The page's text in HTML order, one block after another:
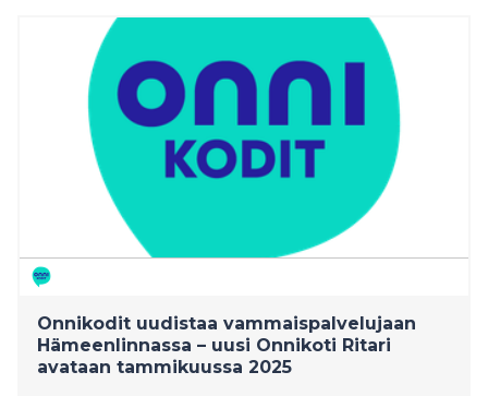
kehitysvammaisten asumispalveluissa Itä- ja Keski-
Uudellamaalla.
Onnikodit uudistaa vammaispalvelujaan
Hämeenlinnassa – uusi Onnikoti Ritari
avataan tammikuussa 2025